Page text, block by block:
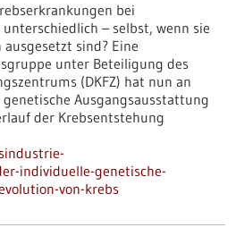
bei
– selbst, wenn sie
sind? Eine
unter Beteiligung des
(DKFZ) hat nun an
Ausgangsausstattung
der Krebsentstehung
individuelle-genetische-
von-krebs